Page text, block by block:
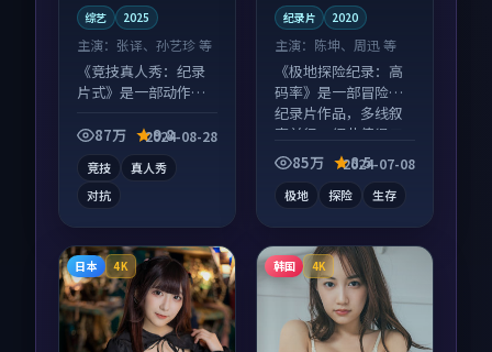
综艺 2025
主演： 张译、孙艺珍 等
《竞技真人秀：纪录
片式》是一部动作向
层层推进，尾声常有
87万 9.8
2024-08-28
竞技
真人秀
对抗
纪录片 2020
主演： 陈坤、周迅 等
《极地探险纪录：高
码率》是一部冒险向
纪录片作品，多线叙
事并行，细节值得二
刷回味。
85万 8.5
2024-07-08
极地 探险 生存
日本 4K 韩国 4K